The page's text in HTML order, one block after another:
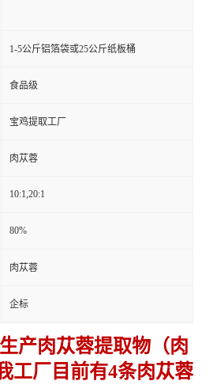
1-5公斤铝箔袋或25公斤纸板桶
食品级
宝鸡提取工厂
肉苁蓉
10:1,20:1
80%
肉苁蓉
企标
产肉苁蓉提取物（肉
工厂目前有4条肉苁蓉